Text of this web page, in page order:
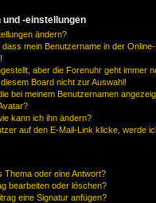
-einstellungen
ändern?
mein Benutzername in der
aber die Forenuhr geht immer
Board nicht zur Auswahl!
bei meinem Benutzernamen
kann ich ihn ändern?
auf den E-Mail-Link klicke, werde
Thema oder eine Antwort?
bearbeiten oder löschen?
eine Signatur anfügen?